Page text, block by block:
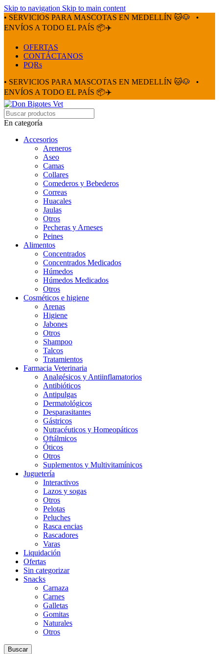
Skip to navigation Skip to main content
• SERVICIOS PARA MASCOTAS EN MEDELLÍN 🐱🐶
•
ENVÍOS A TODO EL PAÍS 📦✈️
OFERTAS
CONTÁCTANOS
PQRs
• SERVICIOS PARA MASCOTAS EN MEDELLÍN 🐱🐶
•
ENVÍOS A TODO EL PAÍS 📦✈️
En categoría
Accesorios
Areneros
Aseo
Camas
Collares
Comederos y Bebederos
Correas
Huacales
Jaulas
Otros
Pecheras y Arneses
Peines
Alimentos
Concentrados
Concentrados Medicados
Húmedos
Húmedos Medicados
Otros
Cosméticos e higiene
Arenas
Higiene
Jabones
Otros
Shampoo
Talcos
Tratamientos
Farmacia Veterinaria
Analgésicos y Antiinflamatorios
Antibióticos
Antipulgas
Dermatológicos
Desparasitantes
Gástricos
Nutracéuticos y Homeopáticos
Oftálmicos
Óticos
Otros
Suplementos y Multivitamínicos
Juguetería
Interactivos
Lazos y sogas
Otros
Pelotas
Peluches
Rasca encias
Rascadores
Varas
Liquidación
Ofertas
Sin categorizar
Snacks
Carnaza
Carnes
Galletas
Gomitas
Naturales
Otros
Buscar